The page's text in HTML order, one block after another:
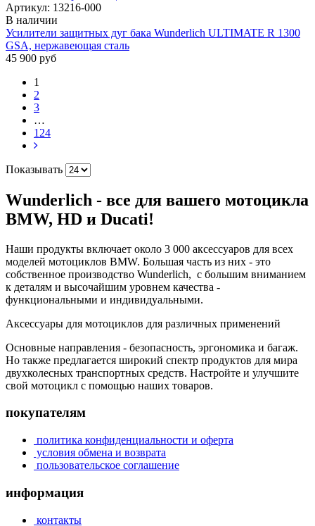
Артикул: 13216-000
В наличии
Усилители защитных дуг бака Wunderlich ULTIMATE R 1300
GSA, нержавеющая сталь
45 900 руб
1
2
3
…
124
Показывать
Wunderlich - все для вашего мотоцикла
BMW, HD и Ducati!
Наши продукты включает около 3 000 аксессуаров для всех
моделей мотоциклов BMW. Большая часть из них - это
собственное производство Wunderlich, с большим вниманием
к деталям и высочайшим уровнем качества -
функциональными и индивидуальными.
Аксессуары для мотоциклов для различных применений
Основные направления - безопасность, эргономика и багаж.
Но также предлагается широкий спектр продуктов для мира
двухколесных транспортных средств. Настройте и улучшите
свой мотоцикл с помощью наших товаров.
покупателям
политика конфиденциальности и оферта
условия обмена и возврата
пользовательское соглашение
информация
контакты